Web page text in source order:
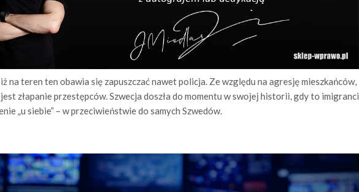
na teren ten obawia się zapuszczać nawet policja. Ze względu na agresję mieszkańców,
złapanie przestępców. Szwecja doszła do momentu w swojej historii, gdy to imigranci
„u siebie” – w przeciwieństwie do samych Szwedów.